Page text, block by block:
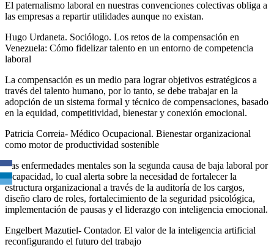
El paternalismo laboral en nuestras convenciones colectivas obliga a
las empresas a repartir utilidades aunque no existan.
Hugo Urdaneta. Sociólogo. Los retos de la compensación en
Venezuela: Cómo fidelizar talento en un entorno de competencia
laboral
La compensación es un medio para lograr objetivos estratégicos a
través del talento humano, por lo tanto, se debe trabajar en la
adopción de un sistema formal y técnico de compensaciones, basado
en la equidad, competitividad, bienestar y conexión emocional.
Patricia Correia- Médico Ocupacional. Bienestar organizacional
como motor de productividad sostenible
Las enfermedades mentales son la segunda causa de baja laboral por
incapacidad, lo cual alerta sobre la necesidad de fortalecer la
estructura organizacional a través de la auditoría de los cargos,
diseño claro de roles, fortalecimiento de la seguridad psicológica,
implementación de pausas y el liderazgo con inteligencia emocional.
Engelbert Mazutiel- Contador. El valor de la inteligencia artificial
reconfigurando el futuro del trabajo